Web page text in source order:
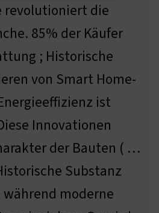
revolutioniert die
85% der Käufer
; Historische
von Smart Home-
ist
Innovationen
der Bauten ( …
Substanz
moderne